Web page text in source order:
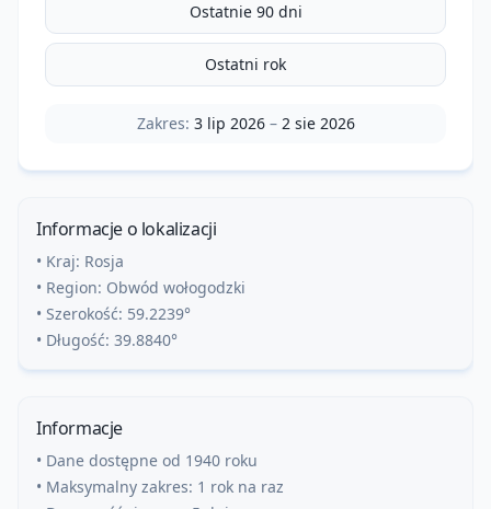
Ostatnie 90 dni
Ostatni rok
Zakres: 3 lip 2026– 2 sie 2026
Informacje o lokalizacji
• Kraj: Rosja
• Region: Obwód wołogodzki
• Szerokość: 59.2239°
• Długość: 39.8840°
Informacje
• Dane dostępne od 1940 roku
• Maksymalny zakres: 1 rok na raz